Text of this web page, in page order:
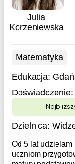
Julia
Korzeniewska
Matematyka
Edukacja:
Doświadczenie:
Dzielnica:
Od 5 lat udzielam
uczniom